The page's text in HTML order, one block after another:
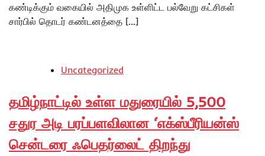
கண்டிக்கும் வகையில் அதிமுக உள்ளிட்ட பல்வேறு கட்சிகள்
சார்பில் தொடர் கண்டனத்தை […]
Uncategorized
தமிழ்நாட்டில் உள்ள மதுரையில் 5,500
சதுர அடி பரப்பளவிலான ‘எக்ஸ்பீரியன்ஸ்
சென்டரை ஃபெதர்லைட் திறந்து